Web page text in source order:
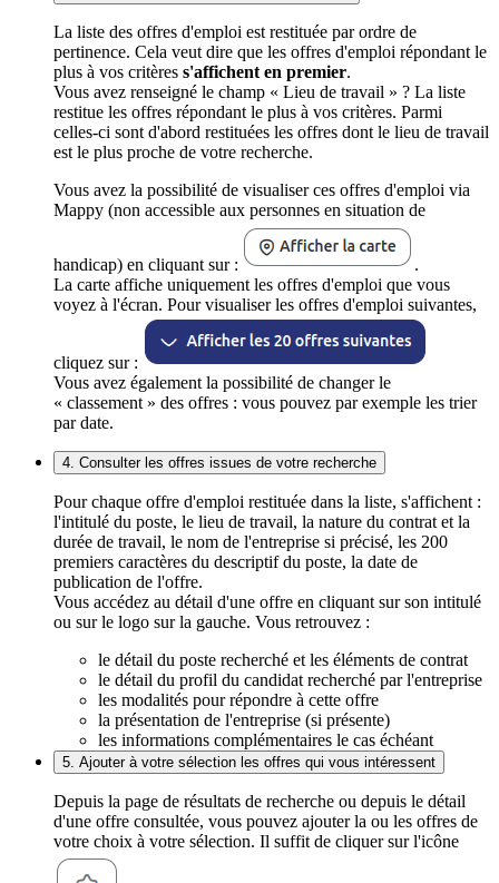
La liste des offres d'emploi est restituée par ordre de
pertinence. Cela veut dire que les offres d'emploi répondant le
plus à vos critères s'affichent en premier.
Vous avez renseigné le champ « Lieu de travail » ? La liste
restitue les offres répondant le plus à vos critères. Parmi
celles-ci sont d'abord restituées les offres dont le lieu de travail
est le plus proche de votre recherche.
Vous avez la possibilité de visualiser ces offres d'emploi via
Mappy (non accessible aux personnes en situation de
handicap) en cliquant sur :
.
La carte affiche uniquement les offres d'emploi que vous
voyez à l'écran. Pour visualiser les offres d'emploi suivantes,
cliquez sur :
Vous avez également la possibilité de changer le
« classement » des offres : vous pouvez par exemple les trier
par date.
4. Consulter les offres issues de votre recherche
Pour chaque offre d'emploi restituée dans la liste, s'affichent :
l'intitulé du poste, le lieu de travail, la nature du contrat et la
durée de travail, le nom de l'entreprise si précisé, les 200
premiers caractères du descriptif du poste, la date de
publication de l'offre.
Vous accédez au détail d'une offre en cliquant sur son intitulé
ou sur le logo sur la gauche. Vous retrouvez :
le détail du poste recherché et les éléments de contrat
le détail du profil du candidat recherché par l'entreprise
les modalités pour répondre à cette offre
la présentation de l'entreprise (si présente)
les informations complémentaires le cas échéant
5. Ajouter à votre sélection les offres qui vous intéressent
Depuis la page de résultats de recherche ou depuis le détail
d'une offre consultée, vous pouvez ajouter la ou les offres de
votre choix à votre sélection. Il suffit de cliquer sur l'icône